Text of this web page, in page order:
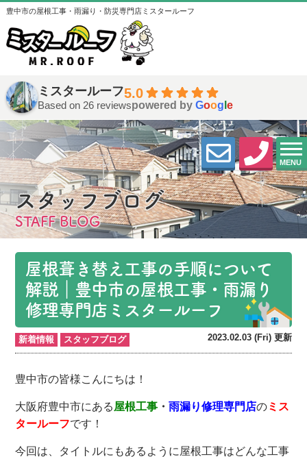
豊中市の屋根工事・雨漏り・防災専門店ミスタールーフ
MENU
ミスタールーフ5.0
Based on 26 reviewspowered by Goog e
スタッフブログ
STAFF BLOG
屋根葺き替え工事の手順について
解説｜豊中市の屋根工事・雨漏り
修理専門店ミスタールーフ
新着情報 スタッフブログ 2023.02.03 (Fri) 更新
豊中市の皆様こんにちは！
大阪府豊中市にある屋根工事 ・雨漏り修理専門店のミス
タールーフです！
今回は、タイトルにもあるように屋根工事はどんな工事